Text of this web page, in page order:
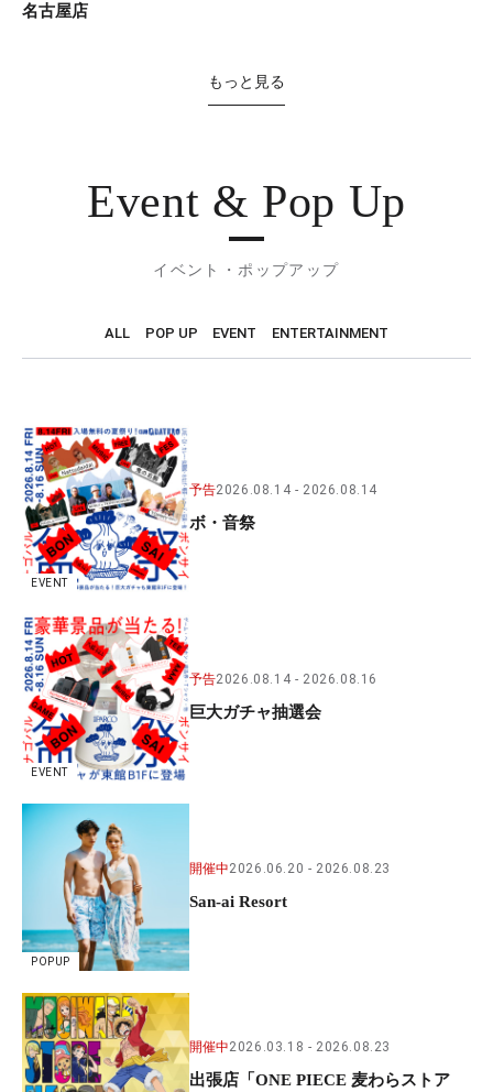
名古屋店
もっと見る
Event & Pop Up
イベント・ポップアップ
ALL POP UP EVENT ENTERTAINMENT
EVENT
予告2026.08.14 2026.08.14
ボ・音祭
EVENT
予告2026.08.14 2026.08.16
巨大ガチャ抽選会
POPUP
開催中2026.06.20 2026.08.23
San-ai Resort
開催中2026.03.18 2026.08.23
出張店「ONE PIECE 麦わらストア